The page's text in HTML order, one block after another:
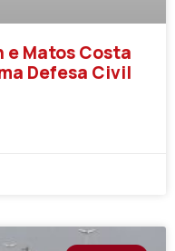
e Matos Costa
Defesa Civil